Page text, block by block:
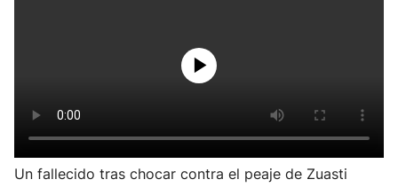
Un fallecido tras chocar contra el peaje de Zuasti